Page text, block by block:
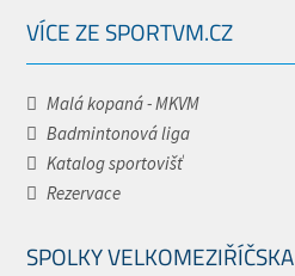
VÍCE ZE SPORTVM.CZ
Malá kopaná - MKVM
Badmintonová liga
Katalog sportovišť
Rezervace
SPOLKY VELKOMEZIŘÍČSKA